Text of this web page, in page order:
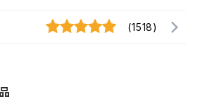
(1518)